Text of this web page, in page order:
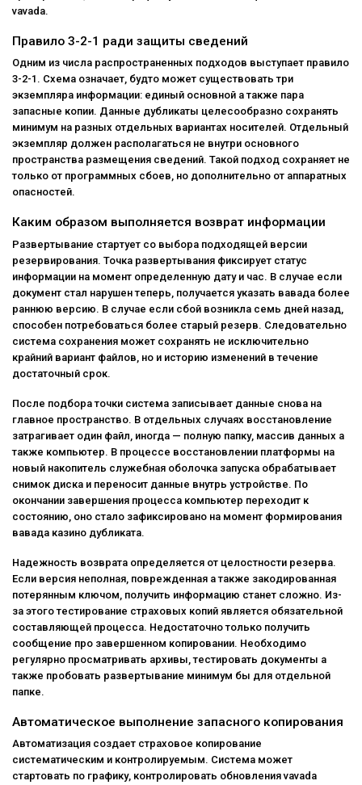
vavada.
Правило 3-2-1 ради защиты сведений
Одним из числа распространенных подходов выступает правило
3-2-1. Схема означает, будто может существовать три
экземпляра информации: единый основной а также пара
запасные копии. Данные дубликаты целесообразно сохранять
минимум на разных отдельных вариантах носителей. Отдельный
экземпляр должен располагаться не внутри основного
пространства размещения сведений. Такой подход сохраняет не
только от программных сбоев, но дополнительно от аппаратных
опасностей.
Каким образом выполняется возврат информации
Развертывание стартует со выбора подходящей версии
резервирования. Точка развертывания фиксирует статус
информации на момент определенную дату и час. В случае если
документ стал нарушен теперь, получается указать вавада более
раннюю версию. В случае если сбой возникла семь дней назад,
способен потребоваться более старый резерв. Следовательно
система сохранения может сохранять не исключительно
крайний вариант файлов, но и историю изменений в течение
достаточный срок.
После подбора точки система записывает данные снова на
главное пространство. В отдельных случаях восстановление
затрагивает один файл, иногда — полную папку, массив данных а
также компьютер. В процессе восстановлении платформы на
новый накопитель служебная оболочка запуска обрабатывает
снимок диска и переносит данные внутрь устройстве. По
окончании завершения процесса компьютер переходит к
состоянию, оно стало зафиксировано на момент формирования
вавада казино дубликата.
Надежность возврата определяется от целостности резерва.
Если версия неполная, поврежденная а также закодированная
потерянным ключом, получить информацию станет сложно. Из-
за этого тестирование страховых копий является обязательной
составляющей процесса. Недостаточно только получить
сообщение про завершенном копировании. Необходимо
регулярно просматривать архивы, тестировать документы а
также пробовать развертывание минимум бы для отдельной
папке.
Автоматическое выполнение запасного копирования
Автоматизация создает страховое копирование
систематическим и контролируемым. Система может
стартовать по графику, контролировать обновления vavada